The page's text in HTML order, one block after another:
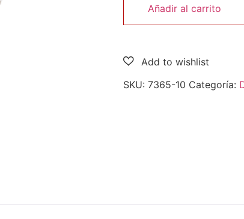
Añadir al carrito
SKU: 7365-10 Categoría: